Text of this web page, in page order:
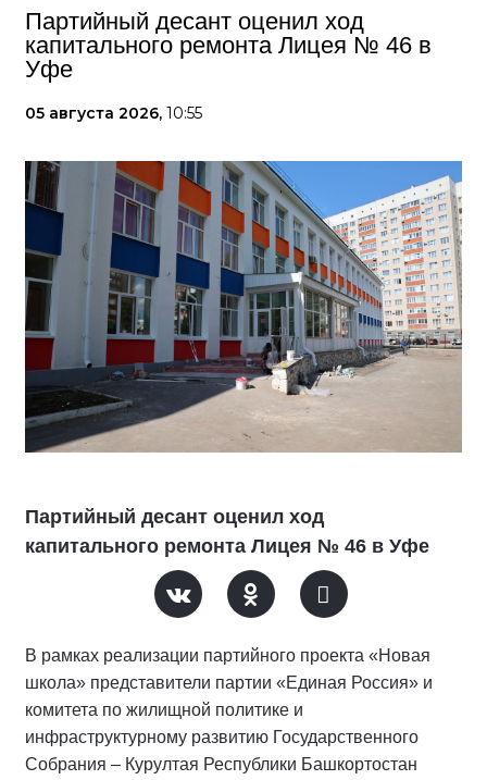
Партийный десант оценил ход
капитального ремонта Лицея № 46 в
Уфе
05 августа 2026, 10:55
Партийный десант оценил ход
капитального ремонта Лицея № 46 в Уфе
В рамках реализации партийного проекта «Новая
школа» представители партии «Единая Россия» и
комитета по жилищной политике и
инфраструктурному развитию Государственного
Собрания – Курултая Республики Башкортостан